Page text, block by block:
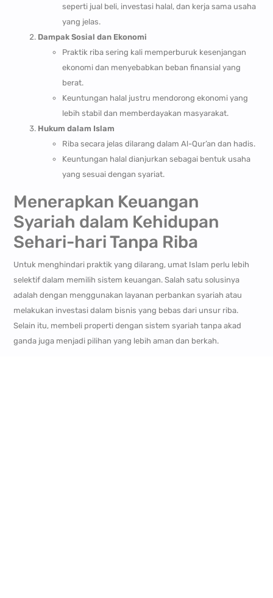
seperti jual beli, investasi halal, dan kerja sama usaha
yang jelas.
Dampak Sosial dan Ekonomi
Praktik riba sering kali memperburuk kesenjangan
ekonomi dan menyebabkan beban finansial yang
berat.
Keuntungan halal justru mendorong ekonomi yang
lebih stabil dan memberdayakan masyarakat.
Hukum dalam Islam
Riba secara jelas dilarang dalam Al-Qur’an dan hadis.
Keuntungan halal dianjurkan sebagai bentuk usaha
yang sesuai dengan syariat.
Menerapkan Keuangan
Syariah dalam Kehidupan
Sehari-hari Tanpa Riba
Untuk menghindari praktik yang dilarang, umat Islam perlu lebih
selektif dalam memilih sistem keuangan. Salah satu solusinya
adalah dengan menggunakan layanan perbankan syariah atau
melakukan investasi dalam bisnis yang bebas dari unsur riba.
Selain itu, membeli properti dengan sistem syariah tanpa akad
ganda juga menjadi pilihan yang lebih aman dan berkah.